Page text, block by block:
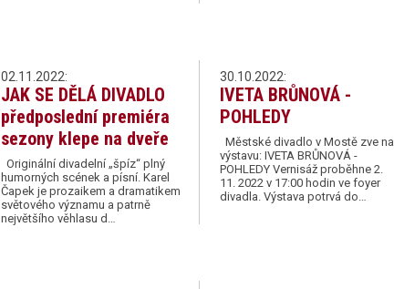
02.11.2022:
JAK SE DĚLÁ DIVADLO
předposlední premiéra
sezony klepe na dveře
Originální divadelní „špíz“ plný
humorných scének a písní. Karel
Čapek je prozaikem a dramatikem
světového významu a patrně
největšího věhlasu d…
30.10.2022:
IVETA BRŮNOVÁ -
POHLEDY
Městské divadlo v Mostě zve na
výstavu: IVETA BRŮNOVÁ -
POHLEDY Vernisáž proběhne 2.
11. 2022 v 17:00 hodin ve foyer
divadla. Výstava potrvá do…